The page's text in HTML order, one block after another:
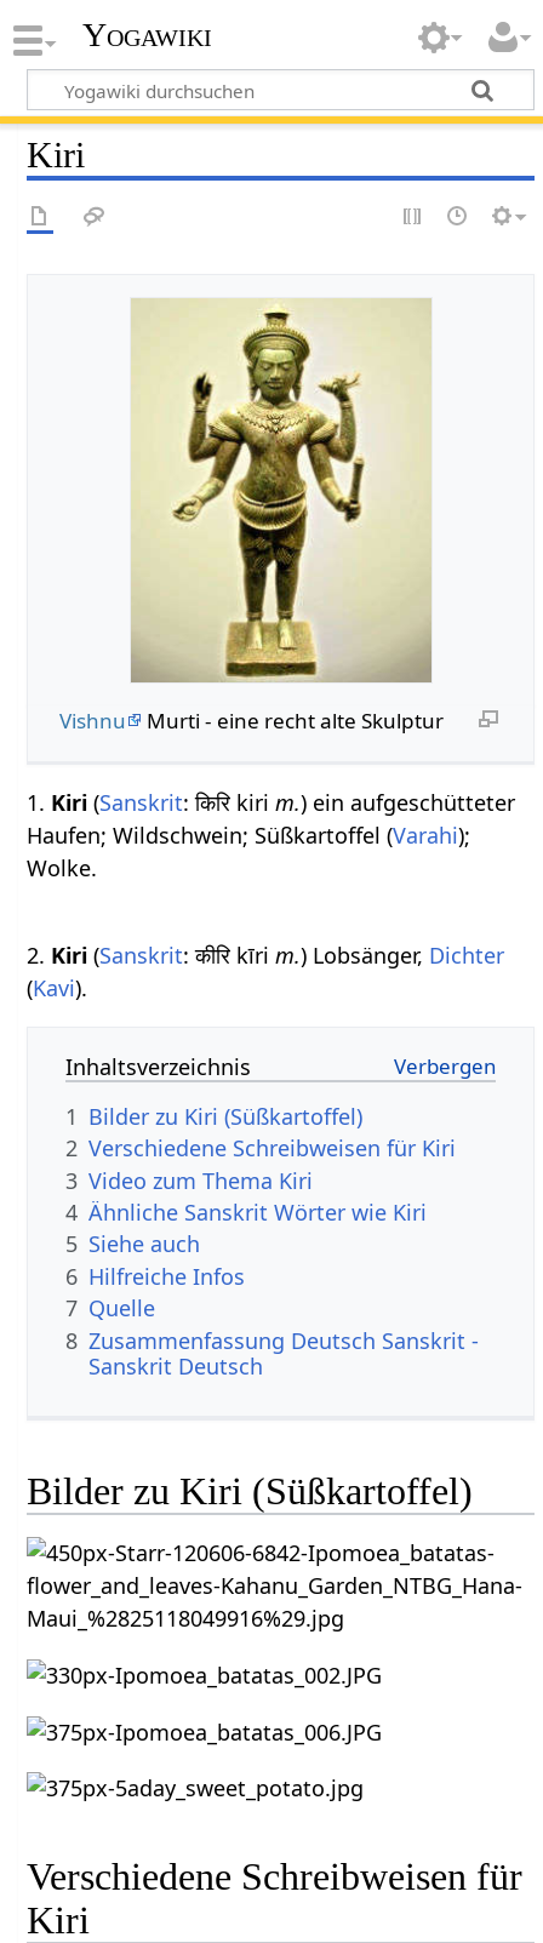
Yogawiki
Kiri
Vishnu Murti - eine recht alte Skulptur
1. Kiri (Sanskrit: किरि kirim.) ein aufgeschütteter
Haufen; Wildschwein; Süßkartoffel (Varahi);
Wolke.
2. Kiri (Sanskrit: कीरि kīrim.) Lobsänger, Dichter
(Kavi).
Inhaltsverzeichnis
1 Bilder zu Kiri (Süßkartoffel)
2 Verschiedene Schreibweisen für Kiri
3 Video zum Thema Kiri
4 Ähnliche Sanskrit Wörter wie Kiri
5 Siehe auch
6 Hilfreiche Infos
7 Quelle
8 Zusammenfassung Deutsch Sanskrit -
Sanskrit Deutsch
Bilder zu Kiri (Süßkartoffel)
Verschiedene Schreibweisen für
Kiri